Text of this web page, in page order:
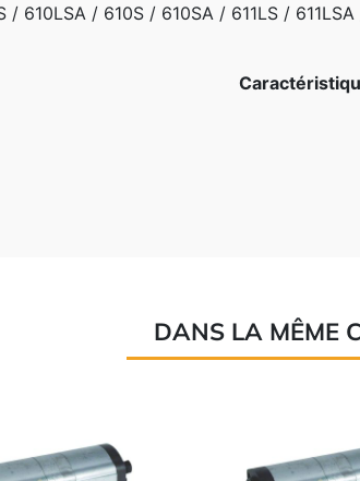
/ 610LSA / 610S / 610SA / 611LS /
DANS LA MÊME